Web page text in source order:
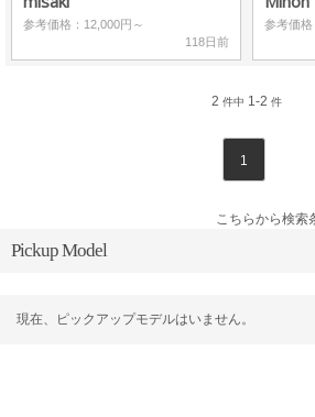
参考価格：12,000円～
118日前
参考価格
2 件中 1-2 件
1
こちらから検索
Pickup Model
現在、ピックアップモデルはいません。